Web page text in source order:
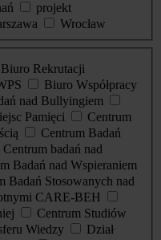
projekt
Wrocław
Biuro Rekrutacji
Biuro Współpracy
nad Bullyingiem
Pamięci
Centrum
Centrum Badań
Centrum badań nad
Badań nad Wspieraniem
Badań Stosowanych nad
CARE-BEH
Centrum Studiów
Wiedzy
Dział